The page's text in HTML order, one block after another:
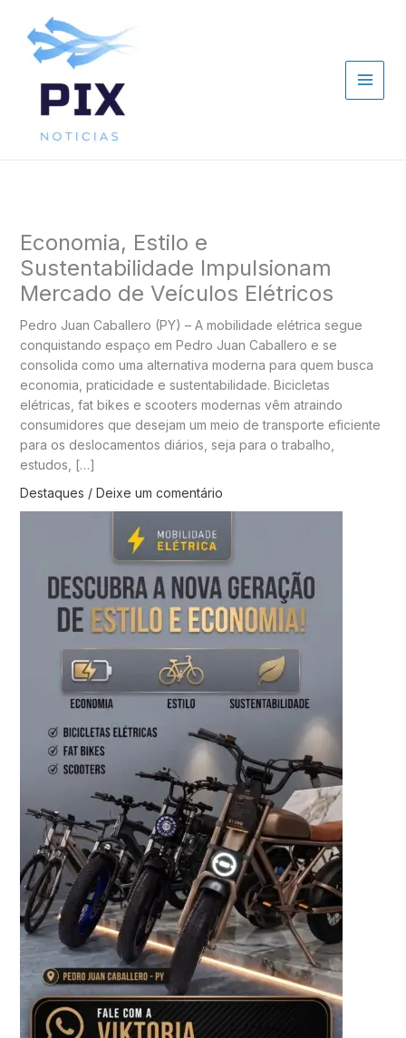
conteúdo
Economia, Estilo e
Sustentabilidade Impulsionam
Mercado de Veículos Elétricos
Pedro Juan Caballero (PY) – A mobilidade elétrica segue
conquistando espaço em Pedro Juan Caballero e se
consolida como uma alternativa moderna para quem busca
economia, praticidade e sustentabilidade. Bicicletas
elétricas, fat bikes e scooters modernas vêm atraindo
consumidores que desejam um meio de transporte eficiente
para os deslocamentos diários, seja para o trabalho,
estudos, […]
Destaques / Deixe um comentário